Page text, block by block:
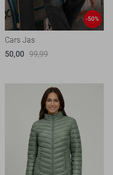
-50%
Cars Jas
50,00 99,99